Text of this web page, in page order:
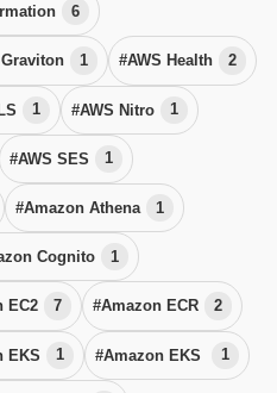
6
1 #AWS Health 2
1 #AWS Nitro 1
#AWS SES 1
#Amazon Athena 1
Cognito 1
EC2 7 #Amazon ECR 2
EKS 1 #Amazon EKS 1